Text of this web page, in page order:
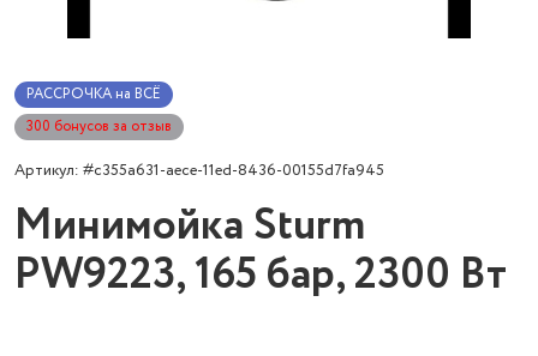
РАССРОЧКА на ВСЁ
300 бонусов за отзыв
Артикул: #c355a631-aece-11ed-8436-00155d7fa945
Минимойка Sturm
PW9223, 165 бар, 2300 Вт